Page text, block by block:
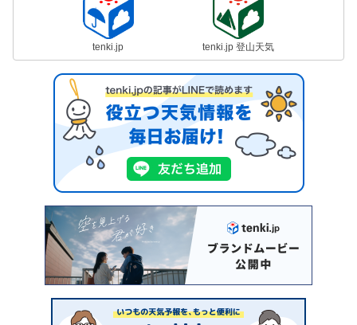
tenki.jp tenki.jp 登山天気